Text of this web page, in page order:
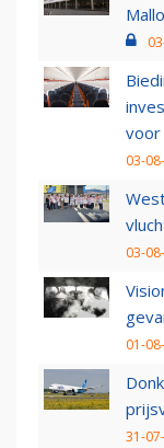
voor
03-
03-
01-
31-